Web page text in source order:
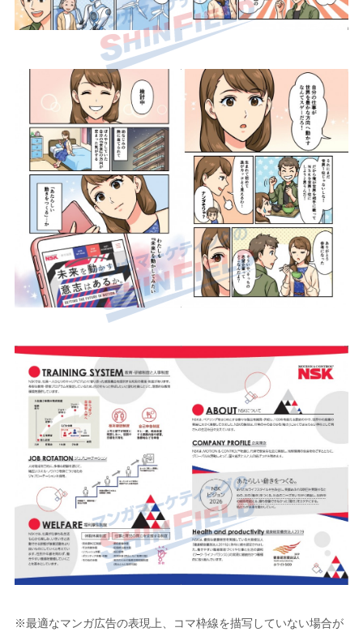
※最適なマンガ広告の表現上、コマ枠線を描写していない場合が